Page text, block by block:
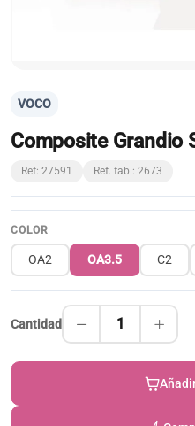
VOCO
Composite Grandio
Ref: 27591 Ref. fab.: 2673
COLOR
OA2 OA3.5 C2
Cantidad 1